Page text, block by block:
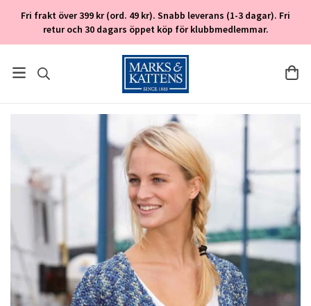
Fri frakt över 399 kr (ord. 49 kr). Snabb leverans (1-3 dagar). Fri
retur och 30 dagars öppet köp för klubbmedlemmar.